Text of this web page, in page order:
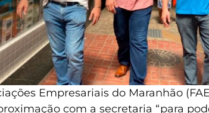
Empresariais do Maranhão
com a secretaria “para